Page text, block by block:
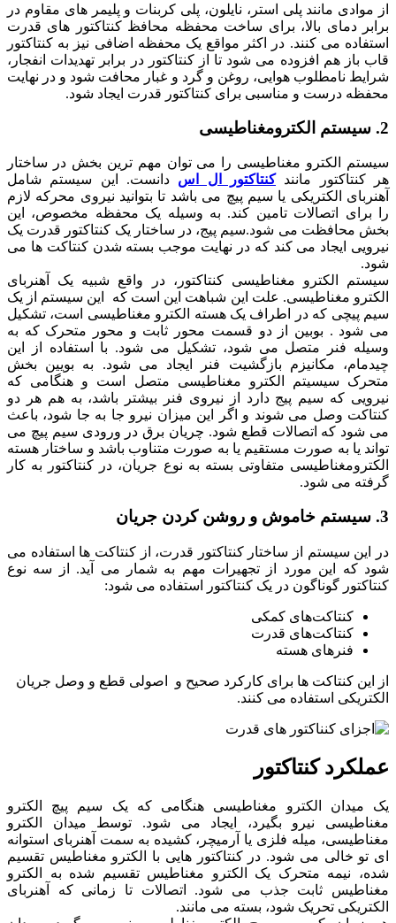
از موادی مانند پلی‌ استر، نایلون، پلی کربنات و پلیمر های مقاوم در
برابر دمای بالا، برای ساخت محفظه محافظ کنتاکتور های قدرت
استفاده می کنند. در اکثر مواقع یک محفظه اضافی نیز به کنتاکتور
قاب باز هم افزوده می شود تا از کنتاکتور در برابر تهدیدات انفجار،
شرایط نامطلوب هوایی، روغن و گرد و غبار محافت شود و در نهایت
محفظه درست و مناسبی برای کنتاکتور قدرت ایجاد شود.
2. سیستم الکترومغناطیسی
سیستم الکترو مغناطیسی را می توان مهم ترین بخش در ساختار
هر کنتاکتور مانندکنتاکتور ال اس دانست. این سیستم شامل
آهنربای الکتریکی یا سیم پیچ می باشد تا بتوانید نیروی محرکه لازم
را برای اتصالات تامین کند. به وسیله یک محفظه مخصوص، این
بخش محافظت می شود.سیم پیج، در ساختار یک کنتاکتور قدرت یک
نیرویی ایجاد می کند که در نهایت موجب بسته شدن کنتاکت ها می
شود.
سیستم الکترو مغناطیسی کنتاکتور، در واقع شبیه یک آهنربای
الکترو مغناطیسی. علت این شباهت این است که این سیستم از یک
سیم پیچی که در اطراف یک هسته الکترو مغناطیسی است، تشکیل
می شود . بوبین از دو قسمت محور ثابت و محور متحرک که به
وسیله فنر متصل می شود، تشکیل می شود. با استفاده از این
چیدمام، مکانیزم بازگشیت فنر ایجاد می شود. به بویین بخش
متحرک سیسیتم الکترو مغناطیسی متصل است و هنگامی که
نیرویی که سیم پیج دارد از نیروی فنر بیشتر باشد، به هم هر دو
کنتاکت وصل می شوند و اگر این میزان نیرو جا به جا شود، باعث
می شود که اتصالات قطع شود. چریان برق در ورودی سیم پیچ می
تواند یا به صورت مستقیم یا به صورت متناوب باشد و ساختار هسته
الکترومغناطیسی متفاوتی بسته به نوع جریان، در کنتاکتور به کار
گرفته می شود.
3. سیستم خاموش و روشن کردن جریان
در این سیستم از ساختار کنتاکتور قدرت، از کنتاکت ها استفاده می
شود که این مورد از تجهیرات مهم به شمار می آید. از سه نوع
کنتاکتور گوناگون در یک کنتاکتور استفاده می شود:
کنتاکت‌های کمکی
کنتاکت‌های قدرت
فنرهای هسته
از این کنتاکت ها برای کارکرد صحیح و اصولی قطع و وصل جریان
الکتریکی استفاده می کنند.
عملکرد کنتاکتور
یک میدان الکترو مغناطیسی هنگامی که یک سیم پیچ الکترو
مغناطیسی نیرو بگیرد، ایجاد می شود. توسط میدان الکترو
مغناطیسی، میله فلزی یا آرمیچر، کشیده به سمت آهنربای استوانه
ای تو خالی می شود. در کنتاکتور هایی با الکترو مغناطیس تقسیم
شده، نیمه متحرک یک الکترو مغناطیس تقسیم شده به الکترو
مغناطیس ثابت جذب می شود. اتصالات تا زمانی که آهنربای
الکتریکی تحریک شود، بسته می مانند.